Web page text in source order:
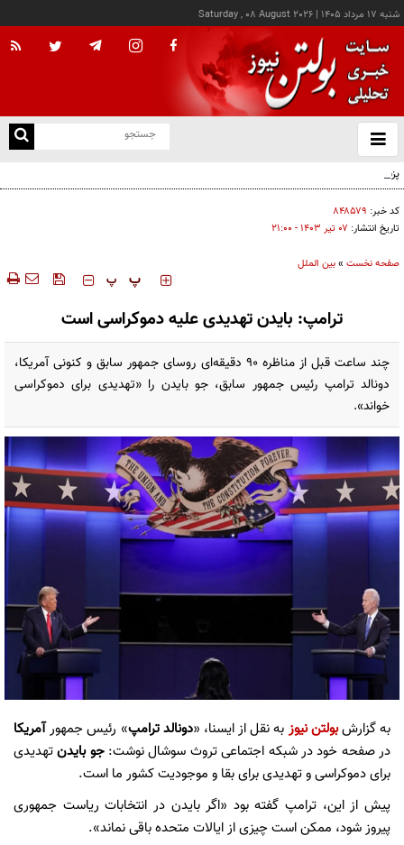
شنبه ۱۷ مرداد ۱۴۰۵ |
Saturday , 08 August 2026
باز
و
پزشکیان: خدمت بی‌منت و مشارکت مردمی، پایه حل مشکلات کشور است
کد خبر: ۸۴۸۵۷۹
تاریخ انتشار: ۰۷ تير ۱۴۰۳ - ۲۱:۰۰
صفحه نخست »بین الملل
‍‍‍ پ پ
ترامپ: بایدن تهدیدی علیه دموکراسی است
چند ساعت قبل از مناظره 90 دقیقه‌ای روسای جمهور سابق و کنونی آمریکا،
دونالد ترامپ رئیس جمهور سابق، جو بایدن را «تهدیدی برای دموکراسی
خواند».
به گزارشبولتن نیوز به نقل از ایسنا، «دونالد ترامپ» رئیس جمهورآمریکا
در صفحه خود در شبکه اجتماعی تروث سوشال نوشت:جو بایدنتهدیدی
برای دموکراسی و تهدیدی برای بقا و موجودیت کشور ما است.
پیش از این، ترامپ گفته بود «اگر بایدن در انتخابات ریاست جمهوری
پیروز شود، ممکن است چیزی از ایالات متحده باقی نماند».